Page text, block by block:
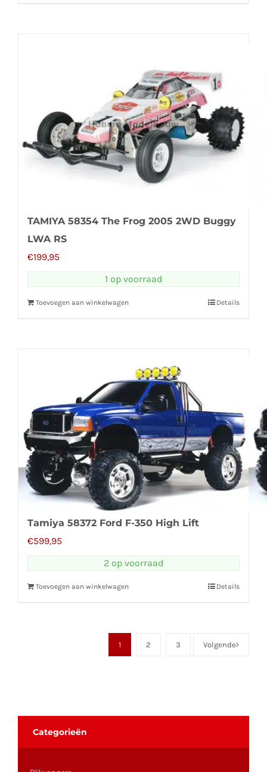
TAMIYA 58354 The Frog 2005 2WD Buggy
LWA RS
€199,95
1 op voorraad
Toevoegen aan winkelwagen Details
Tamiya 58372 Ford F-350 High Lift
€599,95
2 op voorraad
Toevoegen aan winkelwagen Details
1 2 3 Volgende
Categorieën